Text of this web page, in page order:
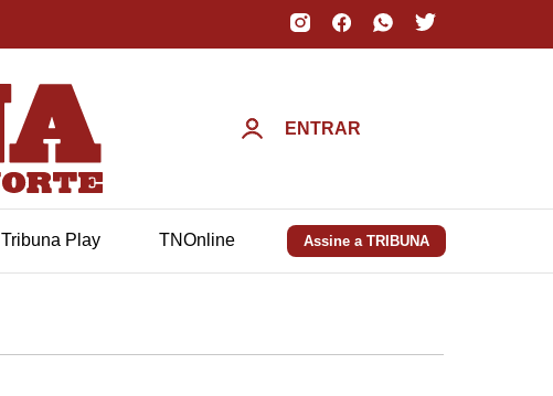
ENTRAR
Tribuna Play TNOnline Assine a TRIBUNA